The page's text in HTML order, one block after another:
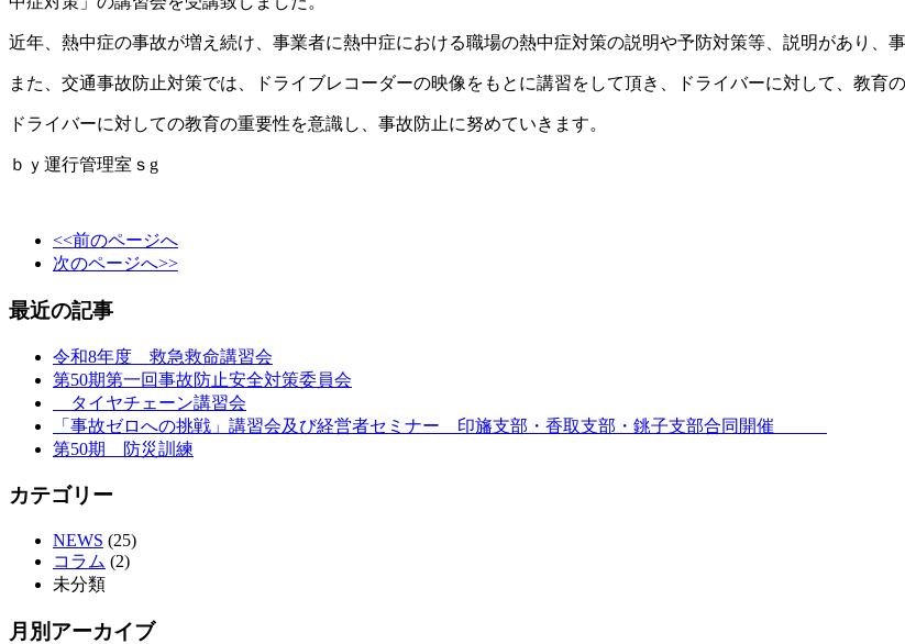
近年、熱中症の事故が増え続け、事業者に熱中症における職場の熱中症対策の説明や予防対策等、説明があり、
また、交通事故防止対策では、ドライブレコーダーの映像をもとに講習をして頂き、ドライバーに対して、教育
ドライバーに対しての教育の重要性を意識し、事故防止に努めていきます。
ｂｙ運行管理室ｓg
<<前のページへ
次のページへ>>
最近の記事
令和8年度 救急救命講習会
第50期第一回事故防止安全対策委員会
タイヤチェーン講習会
「事故ゼロへの挑戦」講習会及び経営者セミナー 印旛支部・香取支部・銚子支部合同開催
第50期 防災訓練
カテゴリー
NEWS (25)
コラム (2)
未分類
月別アーカイブ